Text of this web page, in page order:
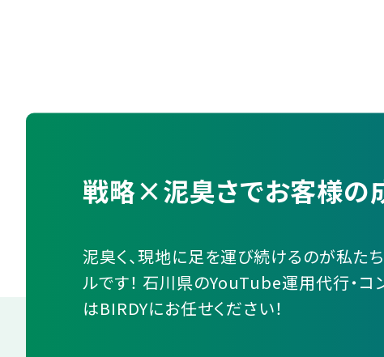
戦略×泥臭さでお客様の
泥臭く、現地に足を運び続けるのが私た
ルです！ 石川県のYouTube運用代行・コ
はBIRDYにお任せください！